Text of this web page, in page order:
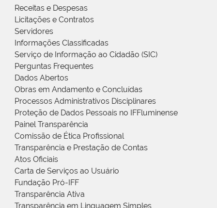
Receitas e Despesas
Licitações e Contratos
Servidores
Informações Classificadas
Serviço de Informação ao Cidadão (SIC)
Perguntas Frequentes
Dados Abertos
Obras em Andamento e Concluídas
Processos Administrativos Disciplinares
Proteção de Dados Pessoais no IFFluminense
Painel Transparência
Comissão de Ética Profissional
Transparência e Prestação de Contas
Atos Oficiais
Carta de Serviços ao Usuário
Fundação Pró-IFF
Transparência Ativa
Transparência em Linguagem Simples